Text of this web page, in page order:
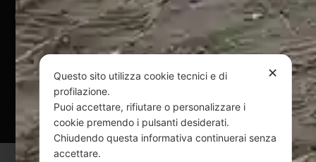
@ Copyright 2024 Webpesca è un brand Intent di Federico
Andrenacci P.Iva 01917920678
Via G. Galilei n. 2 – 64018 Tortoreto TE | REA TE-168019 |
Mail:
federicoandrenacci@pec.it
Questo sito è protetto da Google reCAPTCHA
v3,
Privacy PolicyeTerms of Service
✕
Questo sito utilizza cookie tecnici e di
profilazione.
Puoi accettare, rifiutare o personalizzare i
cookie premendo i pulsanti desiderati.
Chiudendo questa informativa continuerai senza
accettare.